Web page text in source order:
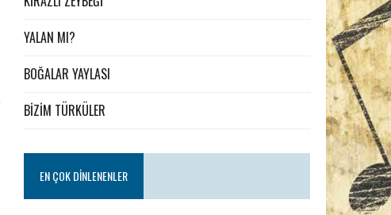
YALAN MI?
BOĞALAR YAYLASI
BİZİM TÜRKÜLER
EN ÇOK DINLENENLER